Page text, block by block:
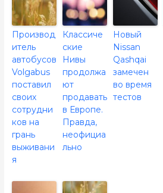
Производ
итель
автобусов
Volgabus
поставил
своих
сотрудни
ков на
грань
выживани
я
Классиче
ские
Нивы
продолжа
ют
продавать
в Европе.
Правда,
неофициа
льно
Новый
Nissan
Qashqai
замечен
во время
тестов